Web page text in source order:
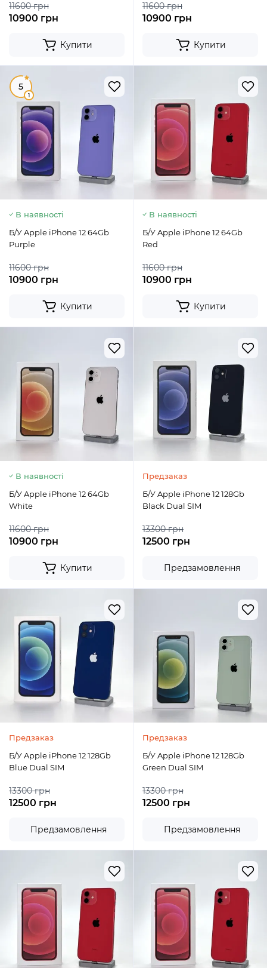
11600 грн
10900 грн
Купити
11600 грн
10900 грн
Купити
5
1
В наявності
Б/У Apple iPhone 12 64Gb
Purple
11600 грн
10900 грн
Купити
В наявності
Б/У Apple iPhone 12 64Gb
Red
11600 грн
10900 грн
Купити
В наявності
Б/У Apple iPhone 12 64Gb
White
11600 грн
10900 грн
Купити
Предзаказ
Б/У Apple iPhone 12 128Gb
Black Dual SIM
13300 грн
12500 грн
Предзамовлення
Предзаказ
Б/У Apple iPhone 12 128Gb
Blue Dual SIM
13300 грн
12500 грн
Предзамовлення
Предзаказ
Б/У Apple iPhone 12 128Gb
Green Dual SIM
13300 грн
12500 грн
Предзамовлення